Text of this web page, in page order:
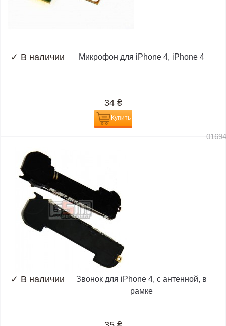
✓ В наличии Микрофон для iPhone 4, iPhone 4
34 ₴
Купить
✓ В наличии
Звонок для iPhone 4, с антенной, в
рамке